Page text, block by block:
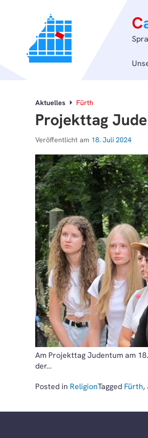
C
Aktuelles Fürth
Projekttag
Veröffentlicht am 18. Juli 2024
Am Projekttag Judentum am
der…
Posted in ReligionTagged Fürth,